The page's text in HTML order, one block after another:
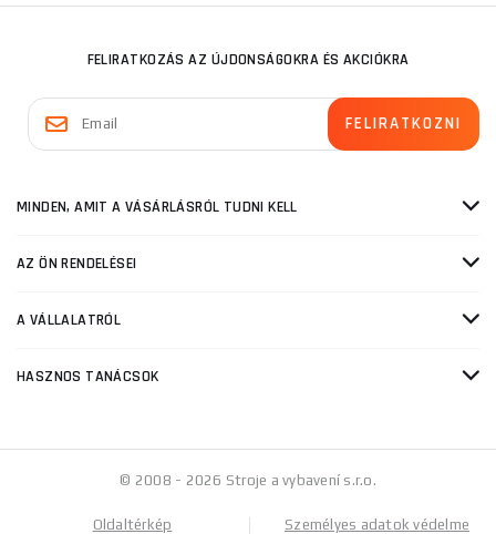
FELIRATKOZÁS AZ ÚJDONSÁGOKRA ÉS AKCIÓKRA
MINDEN, AMIT A VÁSÁRLÁSRÓL TUDNI KELL
AZ ÖN RENDELÉSEI
A VÁLLALATRÓL
HASZNOS TANÁCSOK
© 2008 - 2026 Stroje a vybavení s.r.o.
Oldaltérkép Személyes adatok védelme